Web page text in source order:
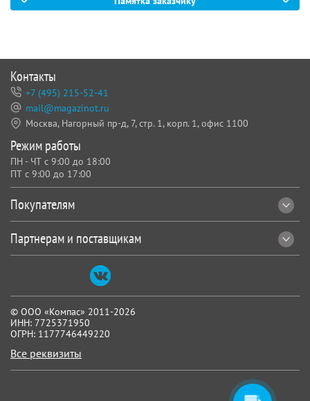
© ООО «Компас» 2011-2026
ИНН: 7725371950
ОГРН: 1177746449220
Все реквизиты
Покупателям
Партнерам и поставщикам
Контакты
+7 (495) 215-52-41
mail@magazinot.ru
Москва, Нагорный пр-д, 7, стр. 1, корп. 1, офис 1100
Режим работы
ПН - ЧТ с 9:00 до 18:00
ПТ с 9:00 до 17:00